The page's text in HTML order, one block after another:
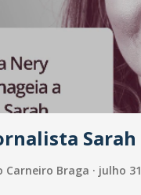
Sarah
Carneiro Braga julho